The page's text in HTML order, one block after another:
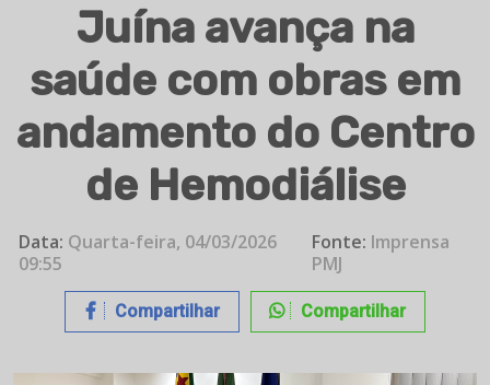
Juína avança na
saúde com obras em
andamento do Centro
de Hemodiálise
Data: Quarta-feira, 04/03/2026
09:55
Fonte: Imprensa
PMJ
Compartilhar Compartilhar